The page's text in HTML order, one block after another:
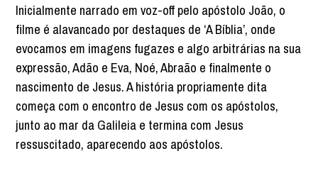
Inicialmente narrado em voz-off pelo apóstolo João, o
filme é alavancado por destaques de ‘A Bíblia’, onde
evocamos em imagens fugazes e algo arbitrárias na sua
expressão, Adão e Eva, Noé, Abraão e finalmente o
nascimento de Jesus. A história propriamente dita
começa com o encontro de Jesus com os apóstolos,
junto ao mar da Galileia e termina com Jesus
ressuscitado, aparecendo aos apóstolos.